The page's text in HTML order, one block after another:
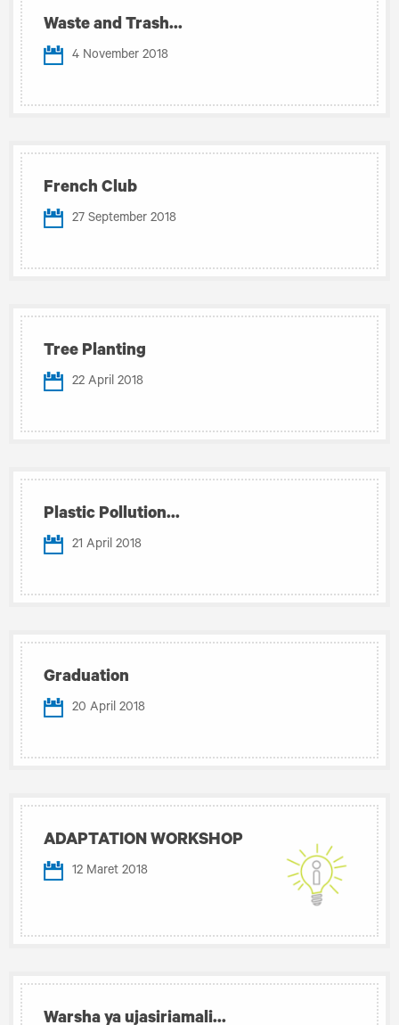
Waste and Trash...
4 November 2018
French Club
27 September 2018
Tree Planting
22 April 2018
Plastic Pollution...
21 April 2018
Graduation
20 April 2018
ADAPTATION WORKSHOP
12 Maret 2018
Warsha ya ujasiriamali...